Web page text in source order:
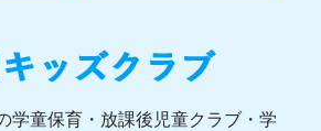
学童保育・放課後児童クラブ・学